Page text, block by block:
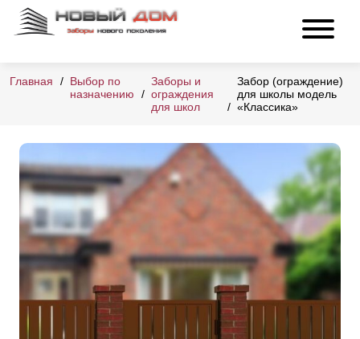
Главная
Выбор по
назначению
Заборы и
ограждения
для школ
Забор (ограждение)
для школы модель
«Классика»